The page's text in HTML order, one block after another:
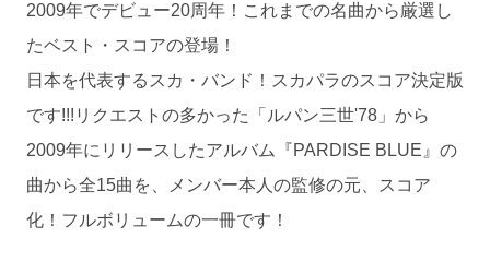
2009年でデビュー20周年！これまでの名曲から厳選し
たベスト・スコアの登場！
日本を代表するスカ・バンド！スカパラのスコア決定版
です!!!リクエストの多かった「ルパン三世'78」から
2009年にリリースしたアルバム『PARDISE BLUE』の
曲から全15曲を、メンバー本人の監修の元、スコア
化！フルボリュームの一冊です！